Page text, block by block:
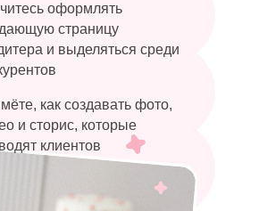
оформлять
страницу
и выделяться среди
как создавать фото,
и сторис, которые
клиентов